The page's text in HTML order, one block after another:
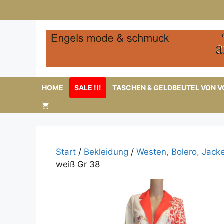
Inhalt
HOME SALE !!! TASCHEN & GELDBEUTEL VON
Start / Bekleidung / Westen, Bolero,
weiß Gr 38